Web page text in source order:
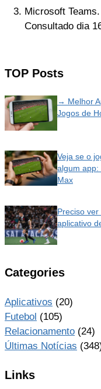
Microsoft
Consultado dia
TOP Posts
→ Melhor
Jogos de
Veja se o
algum app:
Max
Preciso
aplicativo
Categories
Aplicativos (20)
Futebol (105)
Relacionamento (24)
Últimas Notícias
Links